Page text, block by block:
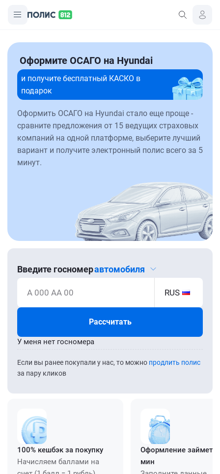
Оформите ОСАГО на Hyundai
и получите бесплатный КАСКО в
подарок
Оформить ОСАГО на Hyundai стало еще проще -
сравните предложения от 15 ведущих страховых
компаний на одной платформе, выберите лучший
вариант и получите электронный полис всего за 5
минут.
Введите госномеравтомобиля
А 000 АА 00 RUS
Рассчитать
Если вы ранее покупали у нас, то можно продлить полис
за пару кликов
У меня нет госномера
100% кешбэк за покупку
Начисляем баллами на
Оформление займет
мин